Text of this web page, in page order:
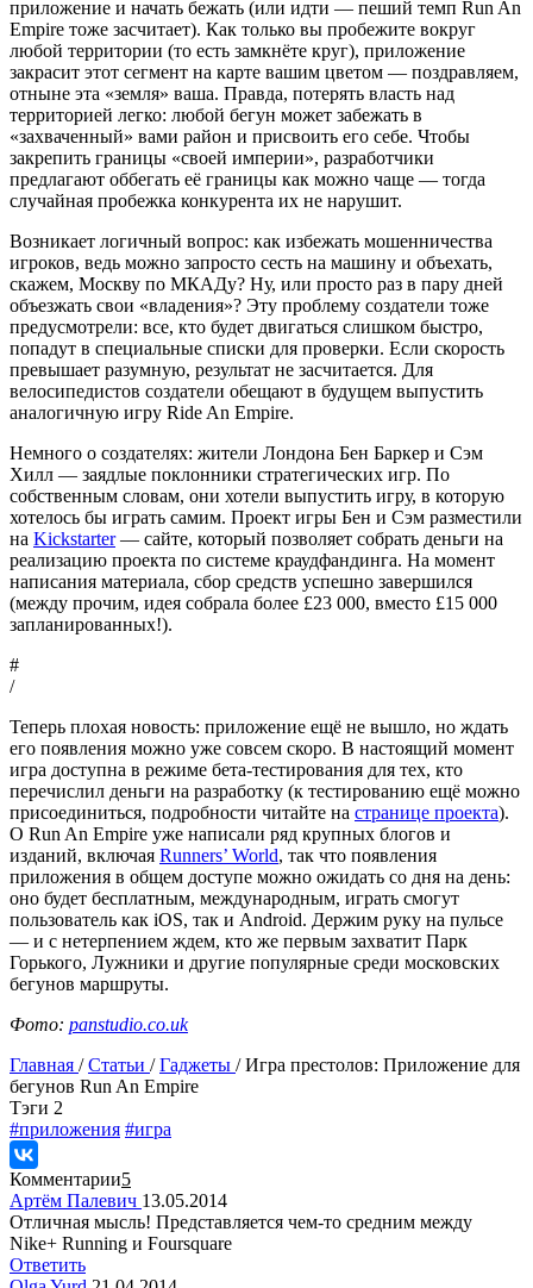
приложение и начать бежать (или идти — пеший темп Run An
Empire тоже засчитает). Как только вы пробежите вокруг
любой территории (то есть замкнёте круг), приложение
закрасит этот сегмент на карте вашим цветом — поздравляем,
отныне эта «земля» ваша. Правда, потерять власть над
территорией легко: любой бегун может забежать в
«захваченный» вами район и присвоить его себе. Чтобы
закрепить границы «своей империи», разработчики
предлагают оббегать её границы как можно чаще — тогда
случайная пробежка конкурента их не нарушит.
Возникает логичный вопрос: как избежать мошенничества
игроков, ведь можно запросто сесть на машину и объехать,
скажем, Москву по МКАДу? Ну, или просто раз в пару дней
объезжать свои «владения»? Эту проблему создатели тоже
предусмотрели: все, кто будет двигаться слишком быстро,
попадут в специальные списки для проверки. Если скорость
превышает разумную, результат не засчитается. Для
велосипедистов создатели обещают в будущем выпустить
аналогичную игру Ride An Empire.
Немного о создателях: жители Лондона Бен Баркер и Сэм
Хилл — заядлые поклонники стратегических игр. По
собственным словам, они хотели выпустить игру, в которую
хотелось бы играть самим. Проект игры Бен и Сэм разместили
на Kickstarter— сайте, который позволяет собрать деньги на
реализацию проекта по системе краудфандинга. На момент
написания материала, сбор средств успешно завершился
(между прочим, идея собрала более £23 000, вместо £15 000
запланированных!).
#
/
Теперь плохая новость: приложение ещё не вышло, но ждать
его появления можно уже совсем скоро. В настоящий момент
игра доступна в режиме бета-тестирования для тех, кто
перечислил деньги на разработку (к тестированию ещё можно
присоединиться, подробности читайте на странице проекта).
О Run An Empire уже написали ряд крупных блогов и
изданий, включая Runners’ World, так что появления
приложения в общем доступе можно ожидать со дня на день:
оно будет бесплатным, международным, играть смогут
пользователь как iOS, так и Android. Держим руку на пульсе
— и с нетерпением ждем, кто же первым захватит Парк
Горького, Лужники и другие популярные среди московских
бегунов маршруты.
Фото: panstudio.co.uk
Главная /Статьи /Гаджеты /Игра престолов: Приложение для
бегунов Run An Empire
Tэги 2
#приложения #игра
Комментарии5
Артём Палевич 13.05.2014
Отличная мысль! Представляется чем-то средним между
Nike+ Running и Foursquare
Ответить